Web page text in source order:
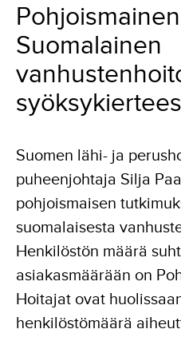
syöksykierteessä
Suomalainen
Suomen lähi- ja
puheenjohtaja Silja
pohjoismaisen
suomalaisesta
Henkilöstön määrä
asiakasmäärään on
Hoitajat ovat
henkilöstömäärä